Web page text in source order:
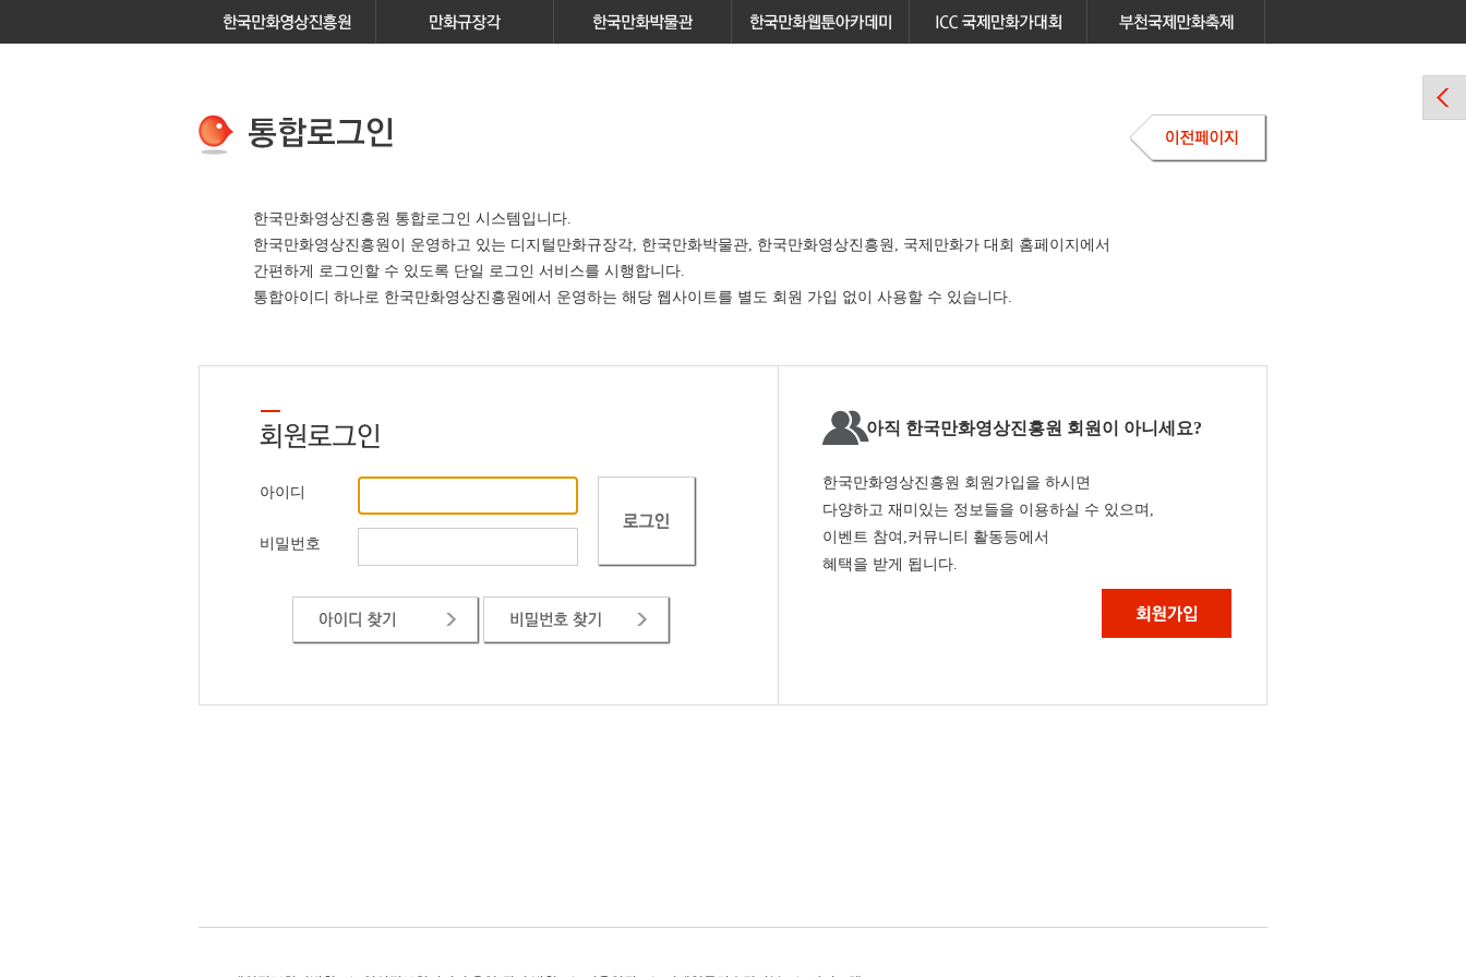
한국만화영상진흥원 통합로그인 시스템입니다.
한국만화영상진흥원이 운영하고 있는 디지털만화규장각, 한국만화박물관, 한국만화영상진흥원, 국제만화가 대회 홈페이지에서
간편하게 로그인할 수 있도록 단일 로그인 서비스를 시행합니다.
통합아이디 하나로 한국만화영상진흥원에서 운영하는 해당 웹사이트를 별도 회원 가입 없이 사용할 수 있습니다.
아이디
비밀번호
아직 한국만화영상진흥원 회원이 아니세요?
한국만화영상진흥원 회원가입을 하시면
다양하고 재미있는 정보들을 이용하실 수 있으며,
이벤트 참여,커뮤니티 활동등에서
혜택을 받게 됩니다.